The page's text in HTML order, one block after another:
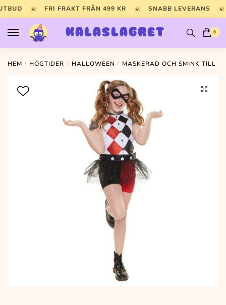
Skip
to
navigation
Skip
to
content
FRI FRAKT FRÅN 499 KR SNABB LEVERANS
KALASLAGRET 0
HEM / HÖGTIDER / HALLOWEEN / MASKERAD OCH SMINK TILL
🔍